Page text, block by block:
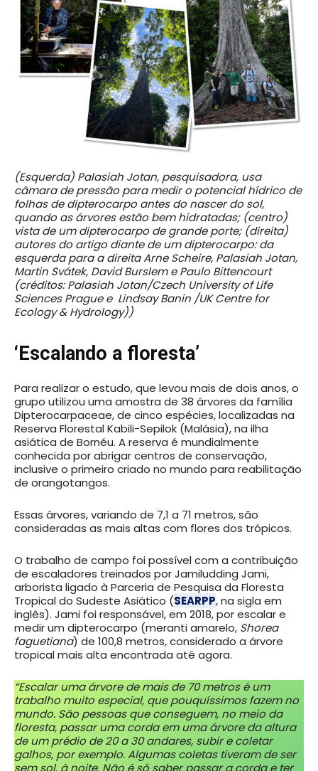
(Esquerda) Palasiah Jotan, pesquisadora, usa
câmara de pressão para medir o potencial hídrico de
folhas de dipterocarpo antes do nascer do sol,
quando as árvores estão bem hidratadas; (centro)
vista de um dipterocarpo de grande porte; (direita)
autores do artigo diante de um dipterocarpo: da
esquerda para a direita Arne Scheire, Palasiah Jotan,
Martin Svátek, David Burslem e Paulo Bittencourt
(créditos: Palasiah Jotan/Czech University of Life
Sciences Prague e Lindsay Banin /UK Centre for
Ecology & Hydrology))
‘Escalando a floresta’
Para realizar o estudo, que levou mais de dois anos, o
grupo utilizou uma amostra de 38 árvores da família
Dipterocarpaceae, de cinco espécies, localizadas na
Reserva Florestal Kabili-Sepilok (Malásia), na ilha
asiática de Bornéu. A reserva é mundialmente
conhecida por abrigar centros de conservação,
inclusive o primeiro criado no mundo para reabilitação
de orangotangos.
Essas árvores, variando de 7,1 a 71 metros, são
consideradas as mais altas com flores dos trópicos.
O trabalho de campo foi possível com a contribuição
de escaladores treinados por Jamiludding Jami,
arborista ligado à Parceria de Pesquisa da Floresta
Tropical do Sudeste Asiático (SEARPP, na sigla em
inglês). Jami foi responsável, em 2018, por escalar e
medir um dipterocarpo (meranti amarelo, Shorea
faguetiana) de 100,8 metros, considerado a árvore
tropical mais alta encontrada até agora.
“Escalar uma árvore de mais de 70 metros é um
trabalho muito especial, que pouquíssimos fazem no
mundo. São pessoas que conseguem, no meio da
floresta, passar uma corda em uma árvore da altura
de um prédio de 20 a 30 andares, subir e coletar
galhos, por exemplo. Algumas coletas tiveram de ser
sem sol, à noite. Não é só saber passar a corda e ter